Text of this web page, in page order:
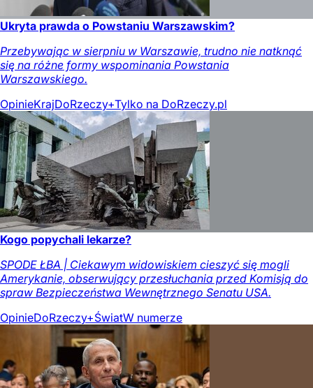
Ukryta prawda o Powstaniu Warszawskim?
Przebywając w sierpniu w Warszawie, trudno nie natknąć
się na różne formy wspominania Powstania
Warszawskiego.
OpinieKrajDoRzeczy+Tylko na DoRzeczy.pl
Kogo popychali lekarze?
SPODE ŁBA | Ciekawym widowiskiem cieszyć się mogli
Amerykanie, obserwujący przesłuchania przed Komisją do
spraw Bezpieczeństwa Wewnętrznego Senatu USA.
OpinieDoRzeczy+ŚwiatW numerze